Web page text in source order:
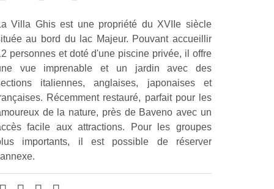
Villa Ghis est une propriété du XVIIe siècle
au bord du lac Majeur. Pouvant accueillir
personnes et doté d'une piscine privée, il offre
vue imprenable et un jardin avec des
italiennes, anglaises, japonaises et
Récemment restauré, parfait pour les
de la nature, près de Baveno avec un
facile aux attractions. Pour les groupes
importants, il est possible de réserver